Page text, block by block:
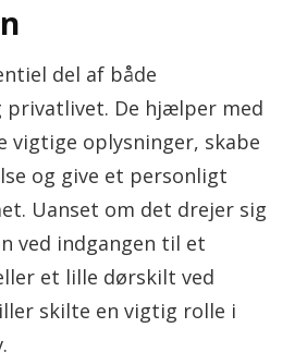
del af både
privatlivet. De hjælper med
vigtige oplysninger, skabe
og give et personligt
Uanset om det drejer sig
ved indgangen til et
et lille dørskilt ved
skilte en vigtig rolle i